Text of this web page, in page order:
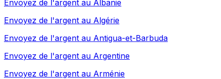
Envoyez de l'argent au Albanie
Envoyez de l'argent au Algérie
Envoyez de l'argent au Antigua-et-Barbuda
Envoyez de l'argent au Argentine
Envoyez de l'argent au Arménie